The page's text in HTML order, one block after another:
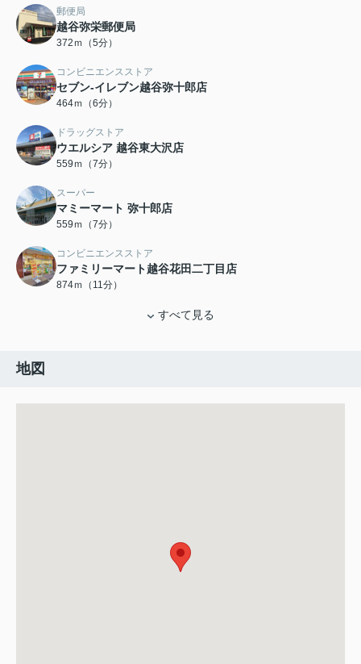
郵便局
越谷弥栄郵便局
372ｍ（5分）
コンビニエンスストア
セブン-イレブン越谷弥十郎店
464ｍ（6分）
ドラッグストア
ウエルシア 越谷東大沢店
559ｍ（7分）
スーパー
マミーマート 弥十郎店
559ｍ（7分）
コンビニエンスストア
ファミリーマート越谷花田二丁目店
874ｍ（11分）
すべて見る
地図